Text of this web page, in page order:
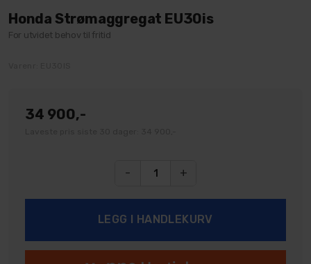
Honda Strømaggregat EU30is
For utvidet behov til fritid
34 900,-
- +